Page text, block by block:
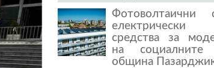
Фотоволтаични
електрически
средства за
на
община